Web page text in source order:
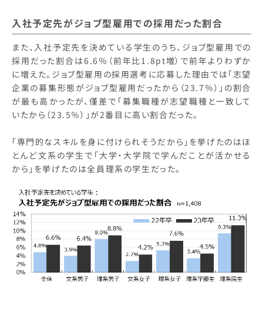
入社予定先がジョブ型雇用での採用だった割合
また、入社予定先を決めている学生のうち、ジョブ型雇用での
採用だった割合は6.6％（前年比1.8pt増）で前年よりわずか
に増えた。ジョブ型雇用の採用選考に応募した理由では「志望
企業の募集形態がジョブ型雇用だったから（23.7％）」の割合
が最も高かったが、僅差で「募集職種が志望職種と一致して
いたから（23.5％）」が2番目に高い割合だった。
「専門的なスキルを身に付けられそうだから」を挙げたのはほ
とんど文系の学生で「大学・大学院で学んだことが活かせる
から」を挙げたのは全員理系の学生だった。